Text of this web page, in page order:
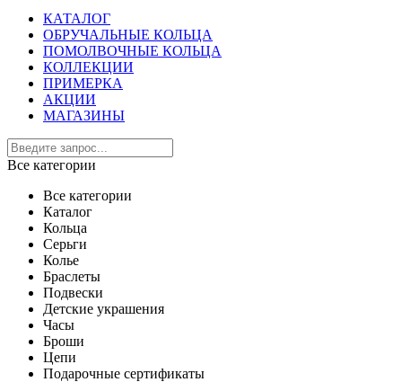
КАТАЛОГ
ОБРУЧАЛЬНЫЕ КОЛЬЦА
ПОМОЛВОЧНЫЕ КОЛЬЦА
КОЛЛЕКЦИИ
ПРИМЕРКА
АКЦИИ
МАГАЗИНЫ
Все категории
Все категории
Каталог
Кольца
Серьги
Колье
Браслеты
Подвески
Детские украшения
Часы
Броши
Цепи
Подарочные сертификаты